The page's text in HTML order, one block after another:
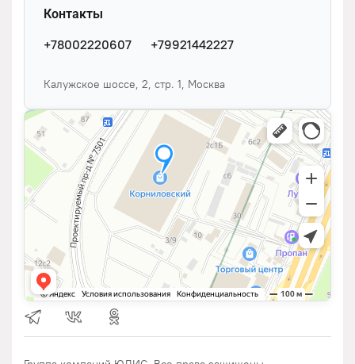
Контакты
+78002220607 +79921442227
Калужское шоссе, 2, стр. 1, Москва